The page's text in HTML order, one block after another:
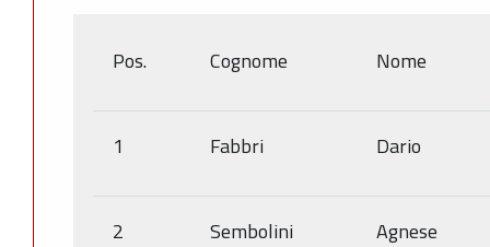
Pos. Cognome Nome
1 Fabbri Dario
2 Sembolini Agnese